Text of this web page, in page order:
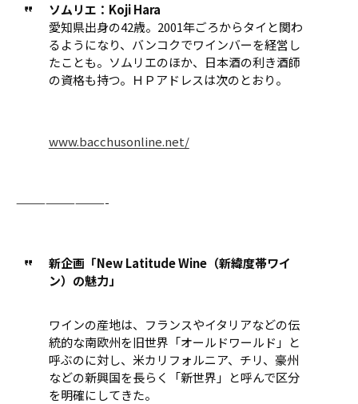
ソムリエ：Koji Hara
愛知県出身の42歳。2001年ごろからタイと関わ
るようになり、バンコクでワインバーを経営し
たことも。ソムリエのほか、日本酒の利き酒師
の資格も持つ。ＨＰアドレスは次のとおり。
www.bacchusonline.net/
—————————-
新企画「New Latitude Wine（新緯度帯ワイ
ン）の魅力」
ワインの産地は、フランスやイタリアなどの伝
統的な南欧州を旧世界「オールドワールド」と
呼ぶのに対し、米カリフォルニア、チリ、豪州
などの新興国を長らく「新世界」と呼んで区分
を明確にしてきた。